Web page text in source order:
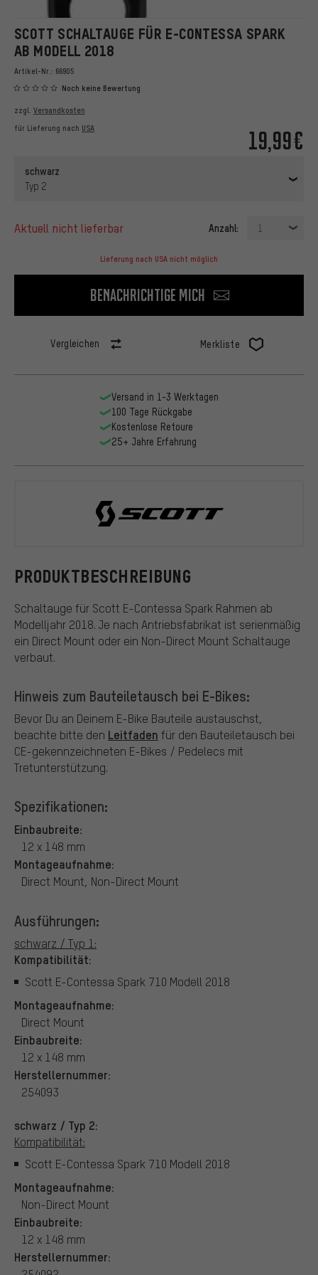
SCOTT SCHALTAUGE FÜR E-CONTESSA SPARK
AB MODELL 2018
Artikel-Nr.: 66905
Noch keine Bewertung
19,99€
zzgl. Versandkosten
für Lieferung nach USA
schwarz
Typ 2
aktuell nicht lieferbar Anzahl: 1
Lieferung nach USA nicht möglich
Benachrichtige mich
Vergleichen Merkliste
PRODUKTBESCHREIBUNG
Schaltauge für Scott E-Contessa Spark Rahmen ab
Modelljahr 2018. Je nach Antriebsfabrikat ist serienmäßig
ein Direct Mount oder ein Non-Direct Mount Schaltauge
verbaut.
Hinweis zum Bauteiletausch bei E-Bikes:
Bevor Du an Deinem E-Bike Bauteile austauschst,
beachte bitte den Leitfaden für den Bauteiletausch bei
CE-gekennzeichneten E-Bikes / Pedelecs mit
Tretunterstützung.
Spezifikationen:
Einbaubreite:
12 x 148 mm
Montageaufnahme:
Direct Mount, Non-Direct Mount
Ausführungen:
schwarz / Typ 1:
Kompatibilität:
Scott E-Contessa Spark 710 Modell 2018
Montageaufnahme:
Direct Mount
Einbaubreite:
12 x 148 mm
Herstellernummer:
254093
schwarz / Typ 2:
Kompatibilität:
Scott E-Contessa Spark 710 Modell 2018
Montageaufnahme:
Non-Direct Mount
Einbaubreite:
12 x 148 mm
Herstellernummer:
Versand in 1-3 Werktagen
100 Tage Rückgabe
Kostenlose Retoure
25+ Jahre Erfahrung